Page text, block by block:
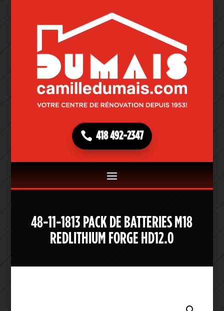
418 492-2347
48-11-1813 PACK DE BATTERIES M18
REDLITHIUM FORGE HD12.0